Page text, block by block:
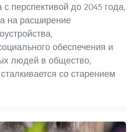
перспективой до 2045 года,
на расширение
обеспечения и
людей в общество,
со старением